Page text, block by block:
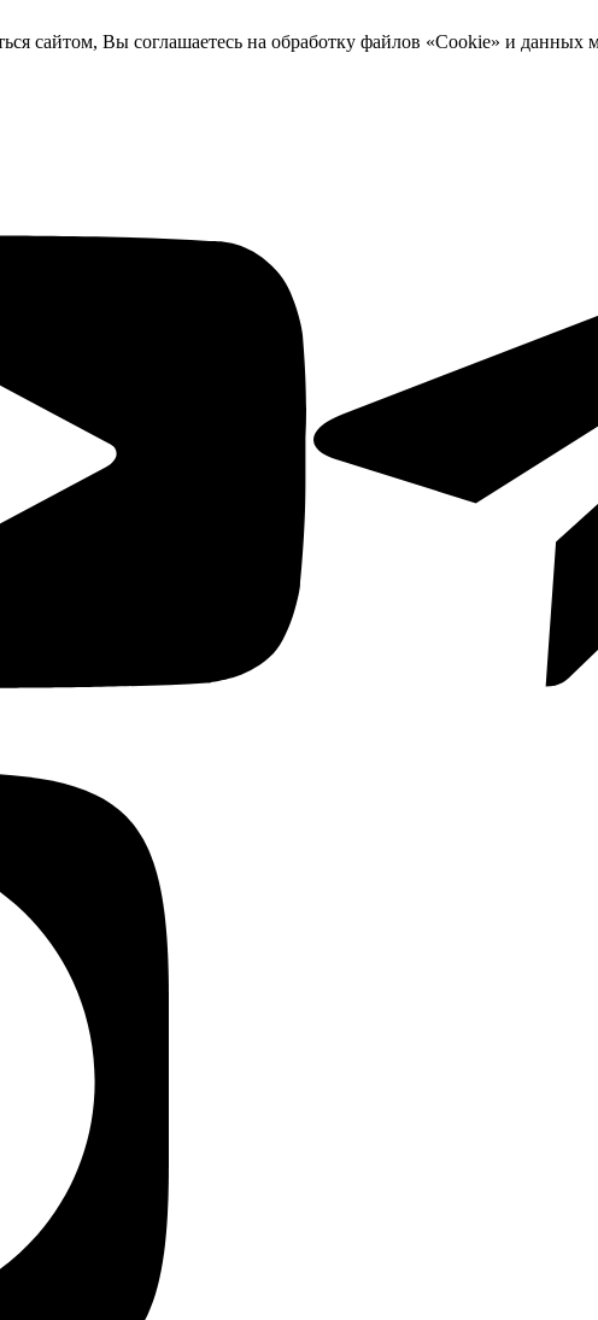
сайтом, Вы соглашаетесь на обработку файлов «Cookie» и данных